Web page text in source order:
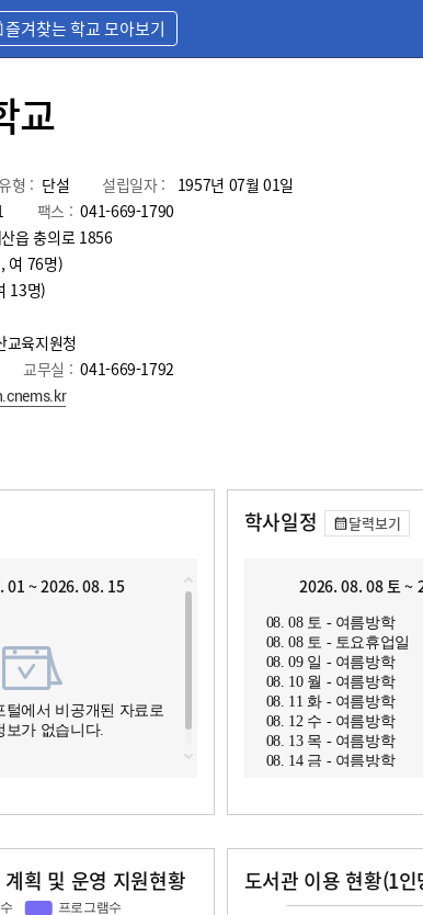
즐겨찾는 학교 모아보기
교
형 : 단설 설립일자 :
1957년 07월 01일
팩스 : 041-669-1790
읍 충의로 1856
여 76명)
13명)
교육지원청
교무실 : 041-669-1792
01 ~ 2026. 08. 15
털에서 비공개된 자료로
보가 없습니다.
학사일정 달력보기
2026. 08. 08 토 ~
08. 08 토 - 여름방학
08. 08 토 - 토요휴업일
08. 09 일 - 여름방학
08. 10 월 - 여름방학
08. 11 화 - 여름방학
08. 12 수 - 여름방학
08. 13 목 - 여름방학
08. 14 금 - 여름방학
획 및 운영 지원현황 도서관 이용 현황(1인